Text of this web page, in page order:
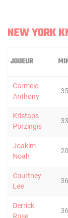
NEW YORK
JOUEUR
Carmelo
Anthony
35
Kristaps
Porzingis
33
Joakim
Noah
20
Courtney
Lee
36
Derrick
Rose
36